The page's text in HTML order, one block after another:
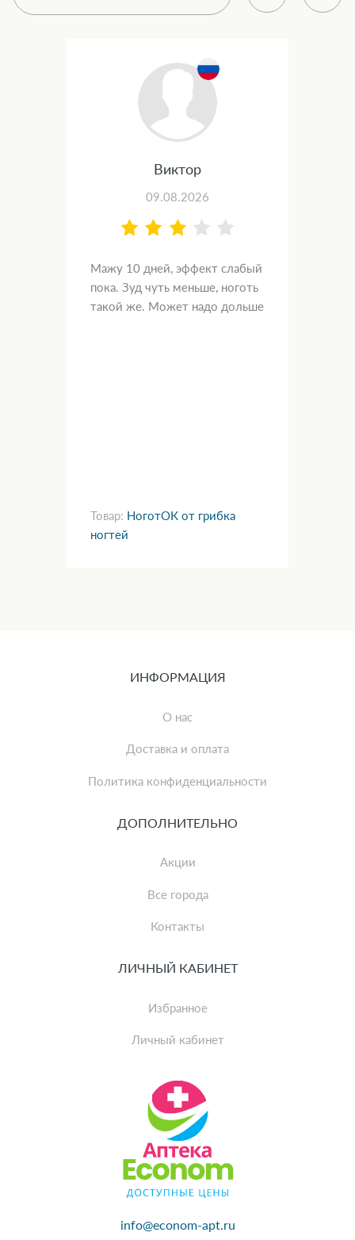
Виктор
09.08.2026
Мажу 10 дней, эффект слабый
пока. Зуд чуть меньше, ноготь
такой же. Может надо дольше
Товар: НоготОК от грибка
ногтей
info@econom-apt.ru
ИНФОРМАЦИЯ
О нас
Доставка и оплата
Политика конфиденциальности
ДОПОЛНИТЕЛЬНО
Акции
Все города
Контакты
ЛИЧНЫЙ КАБИНЕТ
Избранное
Личный кабинет